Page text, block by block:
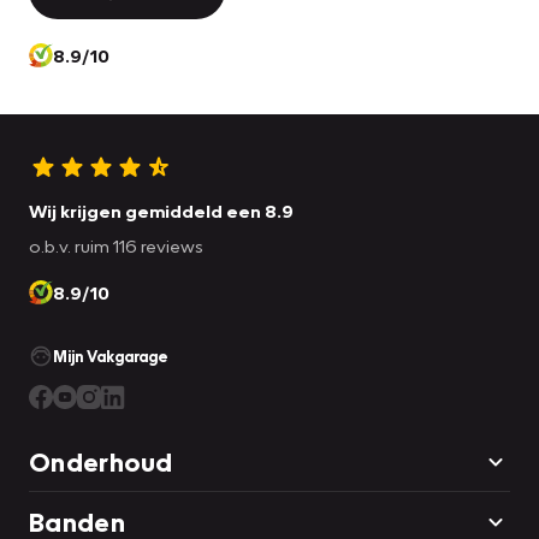
8.9/10
Wij krijgen gemiddeld een 8.9
o.b.v. ruim 116 reviews
8.9/10
Mijn Vakgarage
Onderhoud
Banden